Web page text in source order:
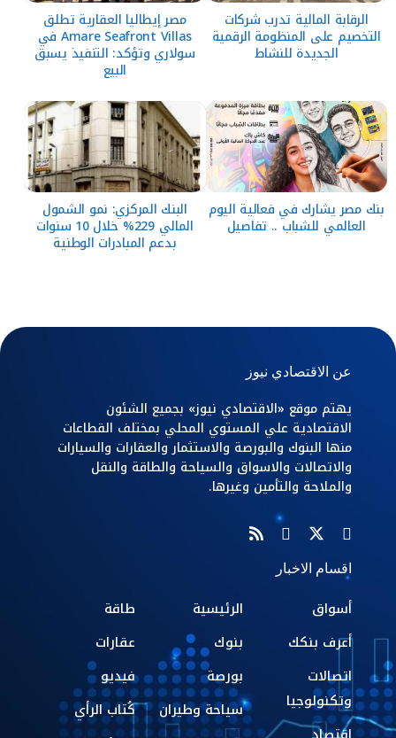
الرقابة المالية تدرب شركات
التخصيم على المنظومة الرقمية
الجديدة للنشاط
مصر إيطاليا العقارية تطلق
Amare Seafront Villas في
سولاري وتؤكد: التنفيذ يسبق
البيع
بنك مصر يشارك في فعالية اليوم
العالمي للشباب .. تفاصيل
البنك المركزي: نمو الشمول
المالي 229% خلال 10 سنوات
بدعم المبادرات الوطنية
عن الاقتصادي نيوز
يهتم موقع «الاقتصادي نيوز» بجميع الشئون
الاقتصادية علي المستوي المحلي بمختلف القطاعات
منها البنوك والبورصة والاستثمار والعقارات والسيارات
والاتصالات والاسواق والسياحة والطاقة والنقل
والملاحة والتأمين وغيرها.
اقسام الاخبار
أسواق
أعرف بنكك
اتصالات
وتكنولوجيا
الرئيسية
بنوك
بورصة
سياحة وطيران
طاقة
عقارات
فيديو
كُتاب الرأي